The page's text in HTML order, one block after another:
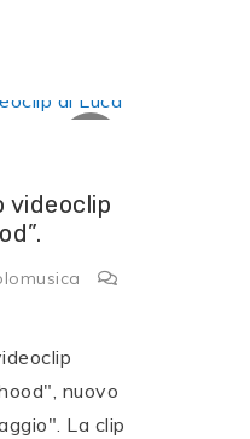
videoclip
nuovo
La clip